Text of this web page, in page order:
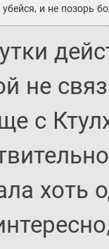
и не позорь
не
с
хоть